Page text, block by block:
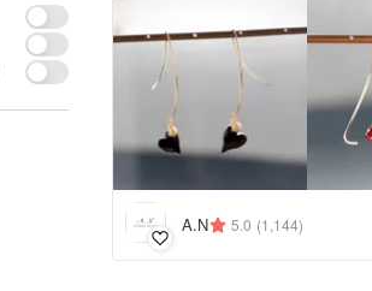
A.N 5.0 (1,144)